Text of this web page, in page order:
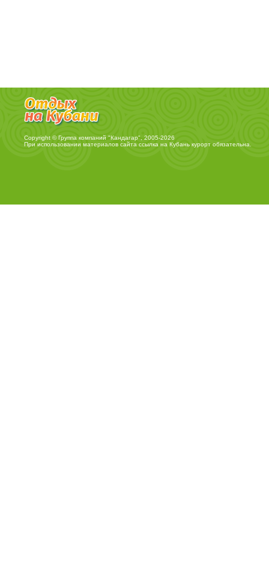
Copyright © Группа компаний "Кандагар", 2005-2026
При использовании материалов сайта ссылка на Кубань курортобязательна.